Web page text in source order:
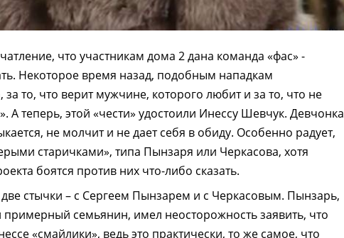
что участникам дома 2 дана команда «фас» -
Некоторое время назад, подобным нападкам
то, что верит мужчине, которого любит и за то, что не
А теперь, этой «чести» удостоили Инессу Шевчук. Девчонка
не молчит и не дает себя в обиду. Особенно радует,
старичками», типа Пынзаря или Черкасова, хотя
боятся против них что-либо сказать.
стычки – с Сергеем Пынзарем и с Черкасовым. Пынзарь,
семьянин, имел неосторожность заявить, что
«смайлики», ведь это практически, то же самое, что